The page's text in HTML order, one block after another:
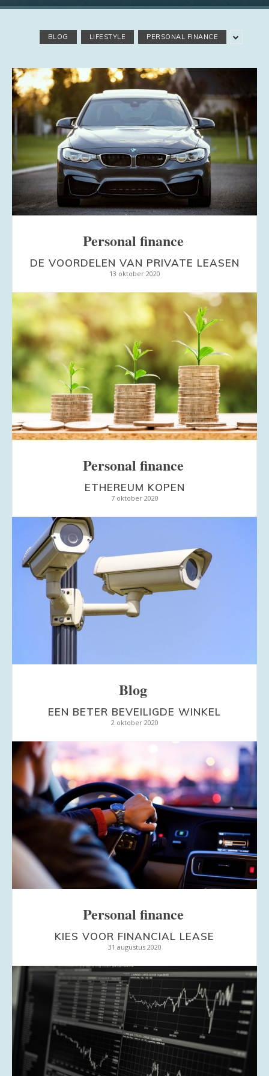
BLOG LIFESTYLE PERSONAL FINANCE
Personal finance
DE VOORDELEN VAN PRIVATE LEASEN
13 oktober 2020
Personal finance
ETHEREUM KOPEN
7 oktober 2020
Blog
EEN BETER BEVEILIGDE WINKEL
2 oktober 2020
Personal finance
KIES VOOR FINANCIAL LEASE
31 augustus 2020